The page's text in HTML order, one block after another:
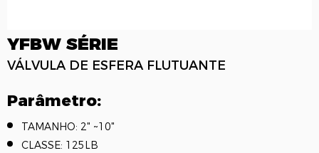
YFBW SÉRIE
VÁLVULA DE ESFERA FLUTUANTE
Parâmetro:
TAMANHO: 2" ~10"
CLASSE: 125LB